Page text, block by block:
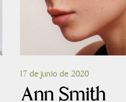
17 de junio de 2020
Ann Smith